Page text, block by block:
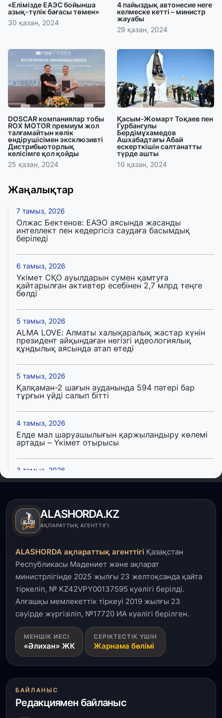
«Елімізде ЕАЭС бойынша
азық-түлік бағасы төмен»
30 қазан, 2024
4 пайыздық автонесие неге
келмеске кетті – министр
жауабы
29 қазан, 2024
DOSCAR компаниялар тобы
ROX MOTOR премиум жол
талғамайтын көлік
өндірушісімен эксклюзивті
Дистрибьюторлық
келісімге қол қойды
25 қазан, 2024
Қасым-Жомарт Тоқаев пен
Гурбангулы
Бердімұхамедов
Ашхабадтағы Абай
ескерткішін салтанатты
түрде ашты
10 қазан, 2024
Жаңалықтар
7 тамыз, 2026
Олжас Бектенов: ЕАЭО аясында жасанды
интеллект пен кедергісіз саудаға басымдық
беріледі
6 тамыз, 2026
Үкімет СҚО ауылдарын сумен қамтуға
қайтарылған активтер есебінен 2,7 млрд теңге
бөлді
5 тамыз, 2026
ALMA LOVE: Алматы халықаралық жастар күнін
президент айқындаған негізгі идеологиялық
құндылық аясында атап өтеді
5 тамыз, 2026
Қалқаман-2 шағын ауданында 594 пәтері бар
тұрғын үйді салып бітті
4 тамыз, 2026
Елде мал шаруашылығын қаржыландыру көлемі
артады – Үкімет отырысы
3 тамыз, 2026
Өңірлерде жаңа вокзалдар, су құбыры,
пайдалануға берілді
3 тамыз, 2026
салынып жатыр
1 тамыз, 2026
Кинопоиск Қазақстан азаматтарының ең
танымал онлайн-кинотеатрына айналды
31 шілде, 2026
Ақмола облысындағы кездесуде кәсіпкерлер мен
ұстаздар «Әділет» партиясына өз ұсыныстарын
айтты
ҚР Президенті Орталық Азия елдеріне
ұзақмерзімді ынтымақтастық жоспарын әзірлеуді
ұсынды
ALASHORDA.KZ
АҚПАРАТТЫҚ АГЕНТТІГІ
ALASHORDA ақпараттық агенттігі Қазақстан
Республикасы Мәдениет және ақпарат
министрлігінде 2025 жылғы 23 желтоқсанда қайта
тіркеліп, № KZ42VPY00137595 куәлігі берілді.
Алғашқы мемлекеттік тіркеуі 2019 жылғы 23
сәуірде жүргізіліп, №17720 ИА куәлігі берілген.
МЕНШІК ИЕСІ
«Әлихан» ЖК
СЕРІКТЕСТІК ҮШІН
Жарнама бөлімі
БАЙЛАНЫС
Редакциямен байланыс